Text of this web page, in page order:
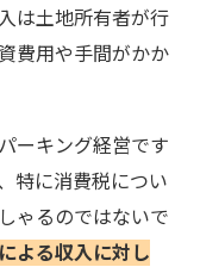
は土地所有者が行
費用や手間がかか
ーキング経営です
特に消費税につい
ゃるのではないで
よる収入に対し